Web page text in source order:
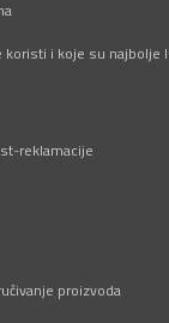
koristi i koje su najbolje
reklamacije
proizvoda